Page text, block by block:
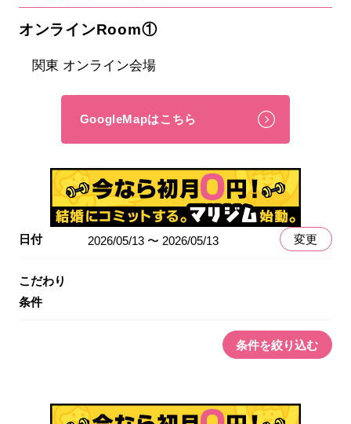
オンラインRoom①
関東 オンライン会場
GoogleMapはこちら
日付 2026/05/13 〜 2026/05/13 変更
こだわり
条件
条件を絞り込む